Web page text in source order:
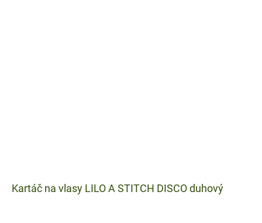
Kartáč na vlasy LILO A STITCH DISCO duhový